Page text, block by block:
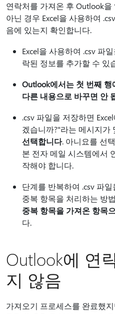
연락처를 가져온 후 Outlook
아닌 경우 Excel을 사용하여
음에 있는지 확인합니다.
Excel을 사용하여 .csv 파
락된 정보를 추가할 수 있
Outlook에서는 첫 번째
다른 내용으로 바꾸면 안
.csv 파일을 저장하면
겠습니까?"라는 메시지가
선택합니다. 아니요를 선
본 전자 메일 시스템에서
작해야 합니다.
단계를 반복하여 .csv 파
중복 항목을 처리하는 방
중복 항목을 가져온 항목
다.
Outlook에 연
지 않음
가져오기 프로세스를 완료했